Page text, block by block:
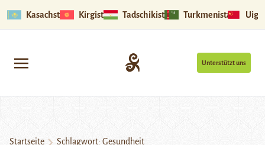
Kasachstan Kirgistan Tadschikistan Turkmenistan
Unterstützt uns
Startseite Schlagwort: Gesundheit